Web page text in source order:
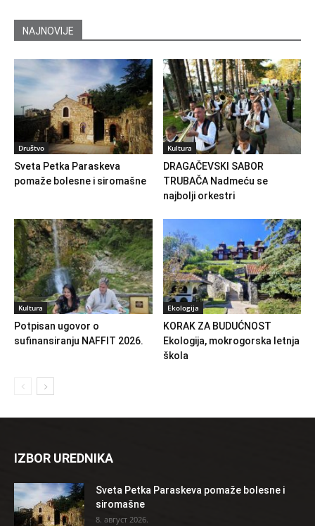
NAJNOVIJE
Društvo
Sveta Petka Paraskeva
pomaže bolesne i siromašne
Kultura
DRAGAČEVSKI SABOR
TRUBAČA Nadmeću se
najbolji orkestri
Kultura
Potpisan ugovor o
sufinansiranju NAFFIT 2026.
Ekologija
KORAK ZA BUDUĆNOST
Ekologija, mokrogorska letnja
škola
IZBOR UREDNIKA
Sveta Petka Paraskeva pomaže bolesne i
siromašne
8. август 2026.